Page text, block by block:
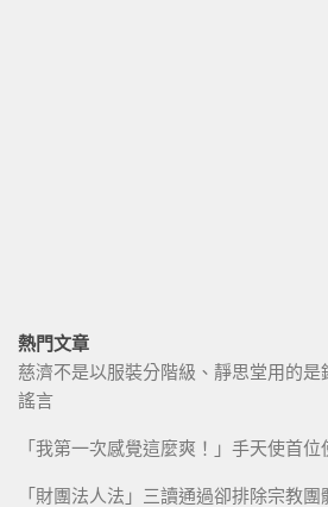
熱門文章
慈濟不是以服裝分階級、靜思堂用的
謠言
「我第一次感覺這麼爽！」手天使首
「財團法人法」三讀通過卻排除宗教